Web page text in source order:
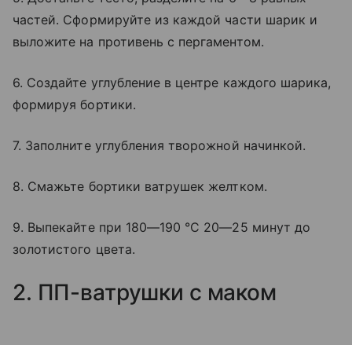
частей. Сформируйте из каждой части шарик и
выложите на противень с пергаментом.
6. Создайте углубление в центре каждого шарика,
формируя бортики.
7. Заполните углубления творожной начинкой.
8. Смажьте бортики ватрушек желтком.
9. Выпекайте при 180—190 °C 20—25 минут до
золотистого цвета.
2. ПП-ватрушки с маком